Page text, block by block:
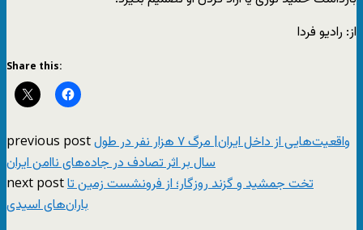
از: رادیو فردا
Share this:
previous postواقعیت‌هایی از داخل ایران| مرگ ۷ هزار نفر در طول
سال بر اثر تصادف در جاده‌های ناامن ایران
next postتخت جمشید و گزند روزگار؛ از فرونشست زمین تا
باران‌های اسیدی